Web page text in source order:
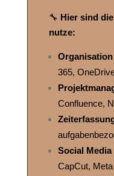
🔧 Hier sind
nutze:
365,
Confluence,
Social
CapCut,